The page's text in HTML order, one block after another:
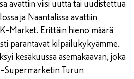
avattiin viisi uutta tai uudistettua
ja Naantalissa avattiin
Market. Erittäin hieno määrä
parantavat kilpailukykyämme.
kesäkuussa asemakaavan, joka
Supermarketin Turun